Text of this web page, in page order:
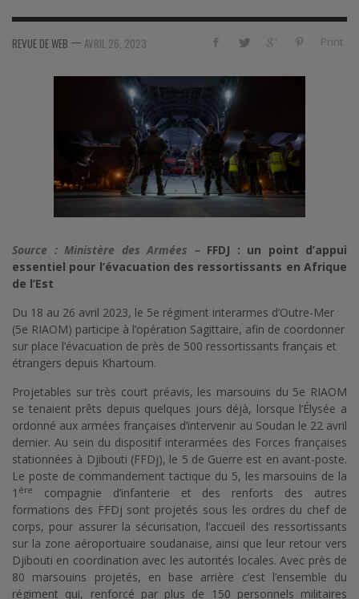
Print
REVUE DE WEB — AVRIL 26, 2023
Source : Ministère des Armées – FFDJ : un point d’appui
essentiel pour l’évacuation des ressortissants en Afrique
de l’Est
Du 18 au 26 avril 2023, le 5e régiment interarmes d’Outre-Mer
(5e RIAOM) participe à l’opération Sagittaire, afin de coordonner
sur place l’évacuation de près de 500 ressortissants français et
étrangers depuis Khartoum.
Projetables sur très court préavis, les marsouins du 5e RIAOM
se tenaient prêts depuis quelques jours déjà, lorsque l’Élysée a
ordonné aux armées françaises d’intervenir au Soudan le 22 avril
dernier. Au sein du dispositif interarmées des Forces françaises
stationnées à Djibouti (FFDj), le 5 de Guerre est en avant-poste.
Le poste de commandement tactique du 5, les marsouins de la
1 ère
compagnie d’infanterie et des renforts des autres
formations des FFDj sont projetés sous les ordres du chef de
corps, pour assurer la sécurisation, l’accueil des ressortissants
sur la zone aéroportuaire soudanaise, ainsi que leur retour vers
Djibouti en coordination avec les autorités locales. Avec près de
80 marsouins projetés, en base arrière c’est l’ensemble du
régiment qui, renforcé par plus de 150 personnels militaires